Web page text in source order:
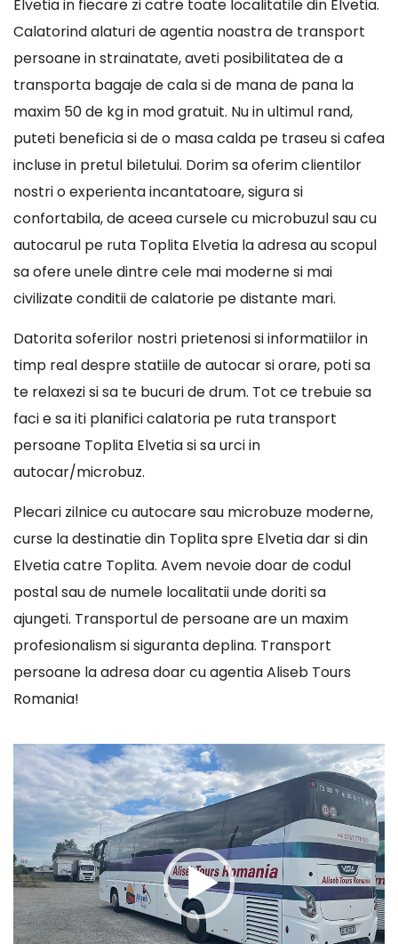
Elvetia in fiecare zi catre toate localitatile din Elvetia.
Calatorind alaturi de agentia noastra de transport
persoane in strainatate, aveti posibilitatea de a
transporta bagaje de cala si de mana de pana la
maxim 50 de kg in mod gratuit. Nu in ultimul rand,
puteti beneficia si de o masa calda pe traseu si cafea
incluse in pretul biletului. Dorim sa oferim clientilor
nostri o experienta incantatoare, sigura si
confortabila, de aceea cursele cu microbuzul sau cu
autocarul pe ruta Toplita Elvetia la adresa au scopul
sa ofere unele dintre cele mai moderne si mai
civilizate conditii de calatorie pe distante mari.
Datorita soferilor nostri prietenosi si informatiilor in
timp real despre statiile de autocar si orare, poti sa
te relaxezi si sa te bucuri de drum. Tot ce trebuie sa
faci e sa iti planifici calatoria pe ruta transport
persoane Toplita Elvetia si sa urci in
autocar/microbuz.
Plecari zilnice cu autocare sau microbuze moderne,
curse la destinatie din Toplita spre Elvetia dar si din
Elvetia catre Toplita. Avem nevoie doar de codul
postal sau de numele localitatii unde doriti sa
ajungeti. Transportul de persoane are un maxim
profesionalism si siguranta deplina. Transport
persoane la adresa doar cu agentia Aliseb Tours
Romania!
Player
video